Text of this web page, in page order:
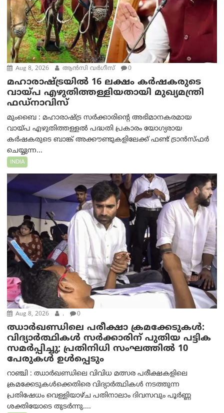
Aug 8, 2026 ആന്‍സി വര്‍ഗീസ് 0
മഹാരാഷ്ട്രയിൽ 16 ലക്ഷം കർഷകരുടെ
വായ്പ എഴുതിത്തള്ളിയതായി മുഖ്യമന്ത്രി
ഫഡ്‌നാവിസ്
മുംബൈ : മഹാരാഷ്ട്ര സർക്കാരിന്റെ അഭിമാനകരമായ
വായ്പ എഴുതിത്തള്ളൽ പദ്ധതി പ്രകാരം യോഗ്യരായ
കർഷകരുടെ ബാങ്ക് അക്കൗണ്ടുകളിലേക്ക് ഫണ്ട് ട്രാൻസ്ഫർ
ചെയ്യുന്ന...
INDIA
Aug 8, 2026 . 0
ഝാര്‍ഖണ്ഡിലെ പരീക്ഷാ ക്രമക്കേടുകള്‍:
വിദ്യാർത്ഥികൾ സർക്കാരിന് പുതിയ പട്ടിക
സമർപ്പിച്ചു; പ്രതിനിധി സംഘത്തിൽ 10
പേരുകൾ ഉൾപ്പെടും
റാഞ്ചി : ഝാർഖണ്ഡിലെ വിവിധ മത്സര പരീക്ഷകളിലെ
ക്രമക്കേടുകൾക്കെതിരെ വിദ്യാർത്ഥികൾ നടത്തുന്ന
പ്രതിഷേധം വെള്ളിയാഴ്ച പതിനാലാം ദിവസവും പൂർണ്ണ
ശക്തിയോടെ തുടർന്നു....